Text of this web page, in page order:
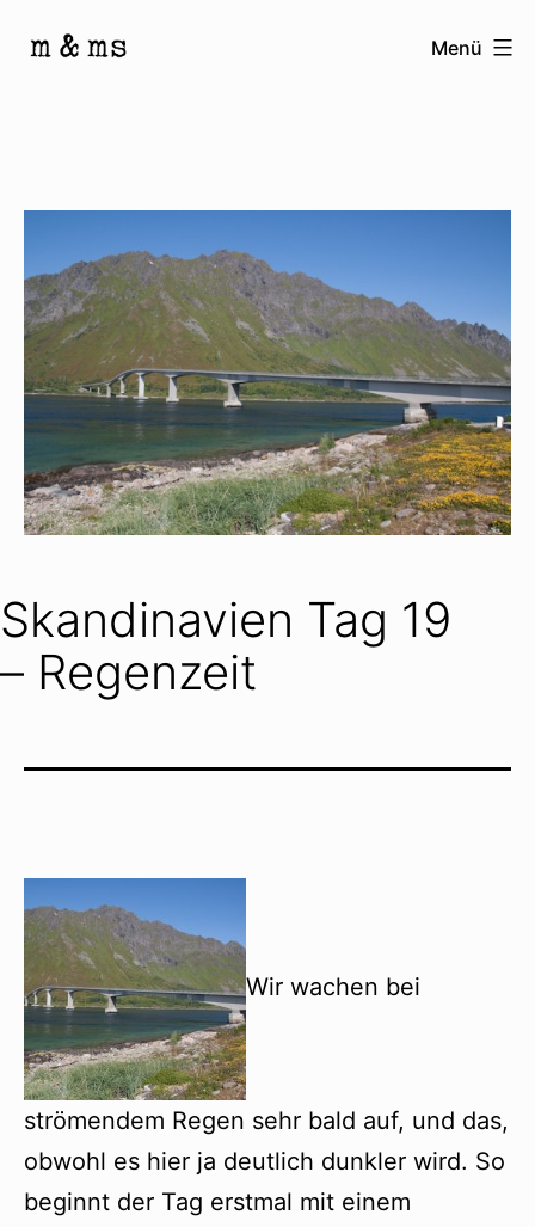
Inhalt
&
Menü
Skandinavien Tag 19
– Regenzeit
Wir wachen bei
strömendem Regen sehr bald auf, und das,
obwohl es hier ja deutlich dunkler wird. So
beginnt der Tag erstmal mit einem